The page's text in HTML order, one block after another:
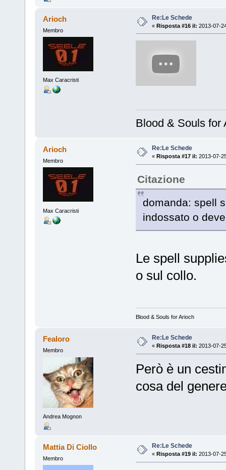
Arioch
Membro
Max Caracristi
Re:Le Schede
« Risposta #16 il: 2013-07-
Blood & Souls for
Arioch
Membro
Max Caracristi
Re:Le Schede
« Risposta #17 il: 2013-07-
Citazione
domanda: spell
indossato o
Le spell
o sul collo.
Blood & Souls for Arioch
Fealoro
Membro
Andrea Mognon
Re:Le Schede
« Risposta #18 il: 2013-07-
Però è un
cosa del
Mattia Di Ciollo
Membro
Re:Le Schede
« Risposta #19 il: 2013-07-